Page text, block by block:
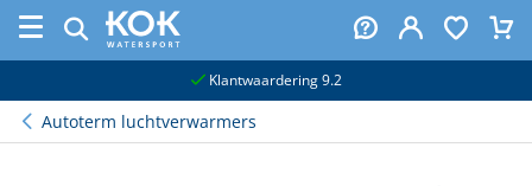
Klantwaardering 9.2
Autoterm luchtverwarmers